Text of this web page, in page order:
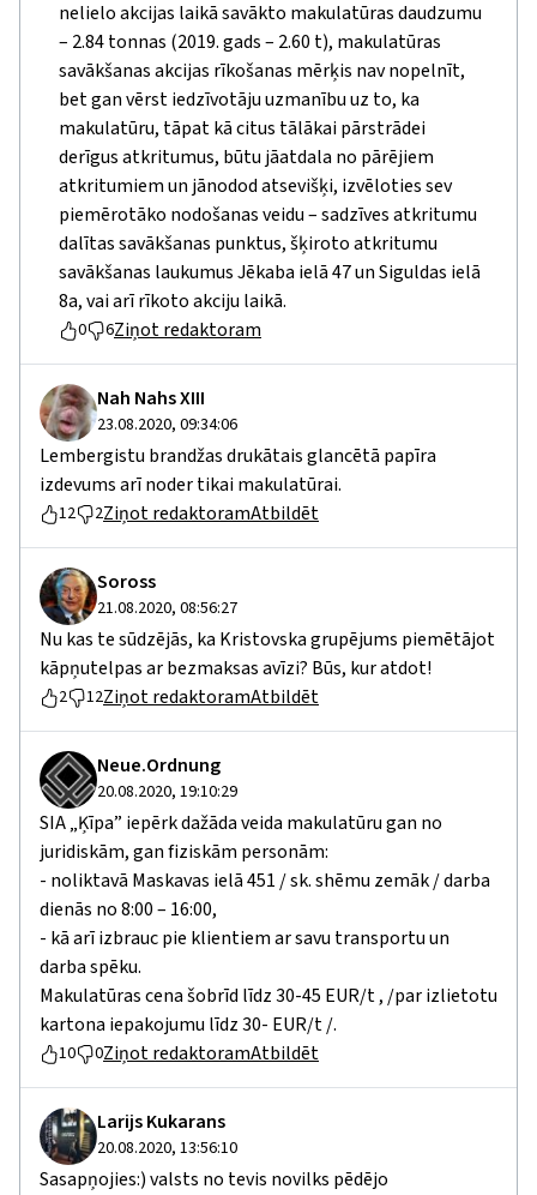
nelielo akcijas laikā savākto makulatūras daudzumu
– 2.84 tonnas (2019. gads – 2.60 t), makulatūras
savākšanas akcijas rīkošanas mērķis nav nopelnīt,
bet gan vērst iedzīvotāju uzmanību uz to, ka
makulatūru, tāpat kā citus tālākai pārstrādei
derīgus atkritumus, būtu jāatdala no pārējiem
atkritumiem un jānodod atsevišķi, izvēloties sev
piemērotāko nodošanas veidu – sadzīves atkritumu
dalītas savākšanas punktus, šķiroto atkritumu
savākšanas laukumus Jēkaba ielā 47 un Siguldas ielā
8a, vai arī rīkoto akciju laikā.
0 6Ziņot redaktoram
Nah Nahs XIII
23.08.2020, 09:34:06
Lembergistu brandžas drukātais glancētā papīra
izdevums arī noder tikai makulatūrai.
12 2Ziņot redaktoramAtbildēt
Soross
21.08.2020, 08:56:27
Nu kas te sūdzējās, ka Kristovska grupējums piemētājot
kāpņutelpas ar bezmaksas avīzi? Būs, kur atdot!
2 12Ziņot redaktoramAtbildēt
Neue.Ordnung
20.08.2020, 19:10:29
SIA „Ķīpa” iepērk dažāda veida makulatūru gan no
juridiskām, gan fiziskām personām:
- noliktavā Maskavas ielā 451 / sk. shēmu zemāk / darba
dienās no 8:00 – 16:00,
- kā arī izbrauc pie klientiem ar savu transportu un
darba spēku.
Makulatūras cena šobrīd līdz 30-45 EUR/t , /par izlietotu
kartona iepakojumu līdz 30- EUR/t /.
10 0Ziņot redaktoramAtbildēt
Larijs Kukarans
20.08.2020, 13:56:10
Sasapņojies:) valsts no tevis novilks pēdējo